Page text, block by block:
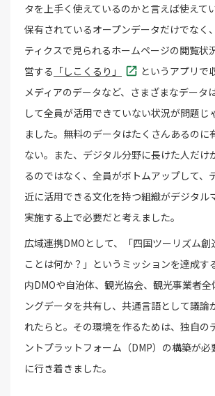
タを上手く使えているのかと言えば使えて
保有されているオープンデータだけでなく
ティクスで見られるホームページの閲覧状
営する 「しこくるり」
というアプリで
メディアのデータなど、さまざまなデータ
して全員が活用できていない状況が問題じ
ました。無料のデータはたくさんあるのに
ない。また、デジタル分野に長けた人だけ
るのではなく、全員がボトムアップして、
近に活用できる文化を持つ組織がデジタル
実施する上で必要だと考えました。
広域連携DMOとして、「四国ツーリズム創
ことは何か？」というミッションを達成す
内DMOや自治体、観光協会、観光事業者全
ングデータを共有し、共通言語として議論
れたらと。その環境を作るためは、独自の
ントプラットフォーム（DMP）の構築が必
に行き着きました。